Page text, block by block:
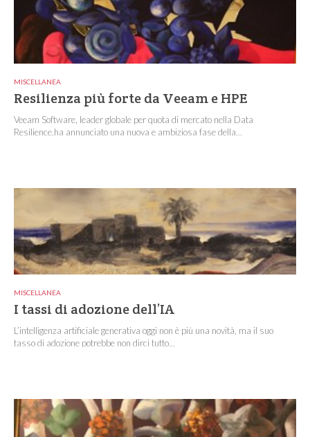
MISCELLANEA
Resilienza più forte da Veeam e HPE
Veeam Software, leader globale per quota di mercato nella Data
Resilience,ha annunciato una nuova e ambiziosa fase della...
MISCELLANEA
I tassi di adozione dell’IA
L’intelligenza artificiale generativa oggi non è più una novità, ma il suo
tasso di adozione potrebbe non dirci tutto...